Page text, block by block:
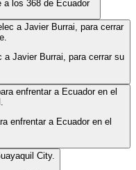
a los 368 de Ecuador
Javier Burrai, para cerrar su
enfrentar a Ecuador en el